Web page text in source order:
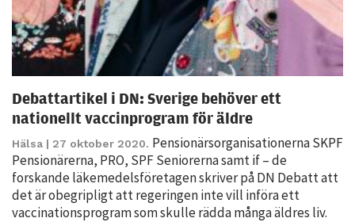
Debattartikel i DN: Sverige behöver ett
nationellt vaccinprogram för äldre
Hälsa | 27 oktober 2020. Pensionärsorganisationerna SKPF
Pensionärerna, PRO, SPF Seniorerna samt if – de
forskande läkemedelsföretagen skriver på DN Debatt att
det är obegripligt att regeringen inte vill införa ett
vaccinationsprogram som skulle rädda många äldres liv.
Genom att dela
med dig av dina
intressen och ditt
beteende när du
chansen att få se
personligt
anpassat innehåll
och erbjudanden.